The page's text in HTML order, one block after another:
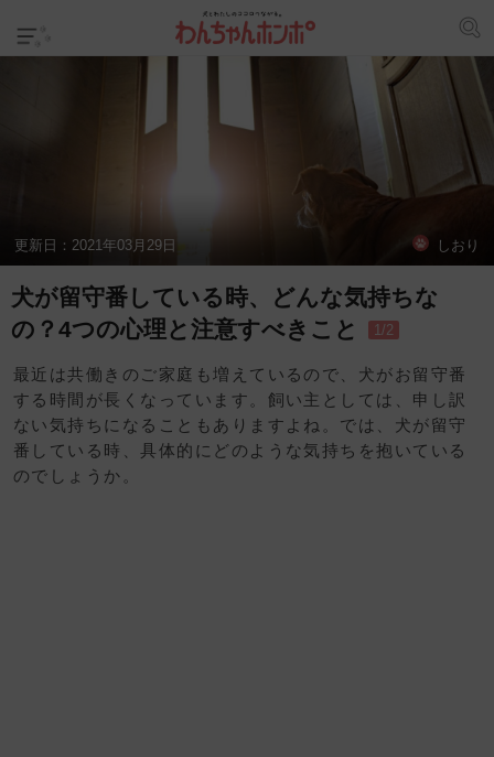
更新日： 2021年03月29日 しおり
犬が留守番している時、どんな気持ちな
の？4つの心理と注意すべきこと
1/2
最近は共働きのご家庭も増えているので、犬がお留守番
する時間が長くなっています。飼い主としては、申し訳
ない気持ちになることもありますよね。では、犬が留守
番している時、具体的にどのような気持ちを抱いている
のでしょうか。